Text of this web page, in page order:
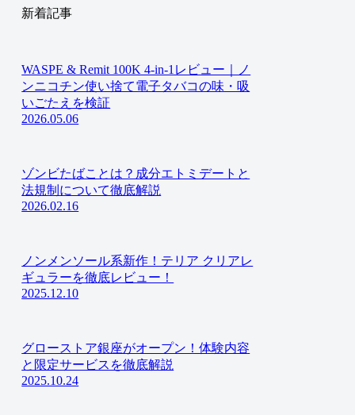
新着記事
WASPE & Remit 100K 4-in-1レビュー｜ノ
ンニコチン使い捨て電子タバコの味・吸
いごたえを検証
2026.05.06
ゾンビたばことは？成分エトミデートと
法規制について徹底解説
2026.02.16
ノンメンソール系新作！テリア クリアレ
ギュラーを徹底レビュー！
2025.12.10
グローストア銀座がオープン！体験内容
と限定サービスを徹底解説
2025.10.24